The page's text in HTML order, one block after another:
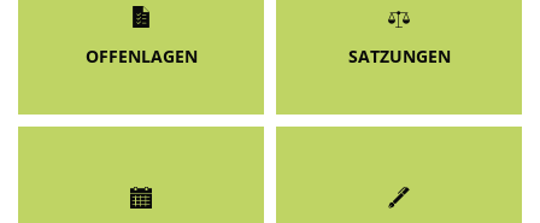
OFFENLAGEN SATZUNGEN